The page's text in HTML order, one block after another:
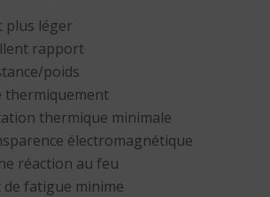
plus léger
rapport
poids
thermiquement
thermique minimale
électromagnétique
réaction au feu
de fatigue minime